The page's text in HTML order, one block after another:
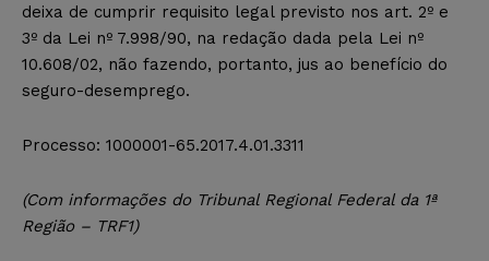
deixa de cumprir requisito legal previsto nos art. 2º e
3º da Lei nº 7.998/90, na redação dada pela Lei nº
10.608/02, não fazendo, portanto, jus ao benefício do
seguro-desemprego.
Processo: 1000001-65.2017.4.01.3311
(Com informações do Tribunal Regional Federal da 1ª
Região – TRF1)